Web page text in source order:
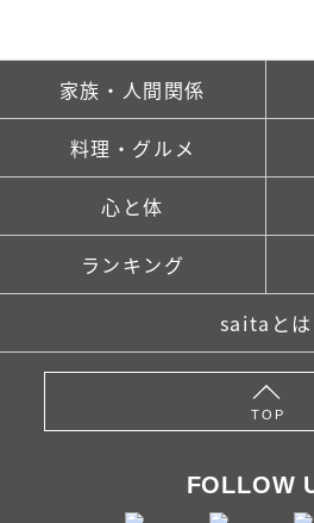
家族・人間関係
料理・グルメ
心と体
ランキング
saitaとは
TOP
FOLLOW